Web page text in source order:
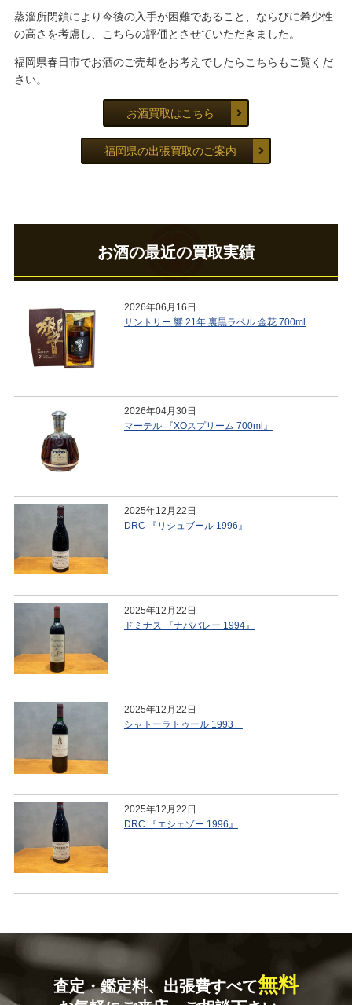
蒸溜所閉鎖により今後の入手が困難であること、ならびに希少性
の高さを考慮し、こちらの評価とさせていただきました。
福岡県春日市でお酒のご売却をお考えでしたらこちらもご覧くだ
さい。
お酒買取はこちら
福岡県の出張買取のご案内
お酒の最近の買取実績
2026年06月16日
サントリー 響 21年 裏黒ラベル 金花 700ml
2026年04月30日
マーテル 『XOスプリーム 700ml』
2025年12月22日
DRC 『リシュブール 1996』
2025年12月22日
ドミナス 『ナパバレー 1994』
2025年12月22日
シャトーラトゥール 1993
2025年12月22日
DRC 『エシェゾー 1996』
査定・鑑定料、出張費すべて無料